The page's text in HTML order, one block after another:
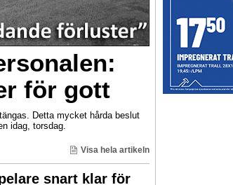
för gott
Detta mycket hårda beslut
idag, torsdag.
Visa hela artikeln
snart klar för